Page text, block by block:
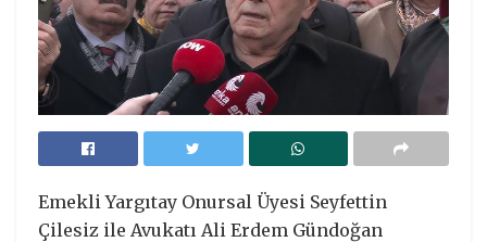
Emekli Yargıtay Onursal Üyesi Seyfettin
Çilesiz ile Avukatı Ali Erdem Gündoğan